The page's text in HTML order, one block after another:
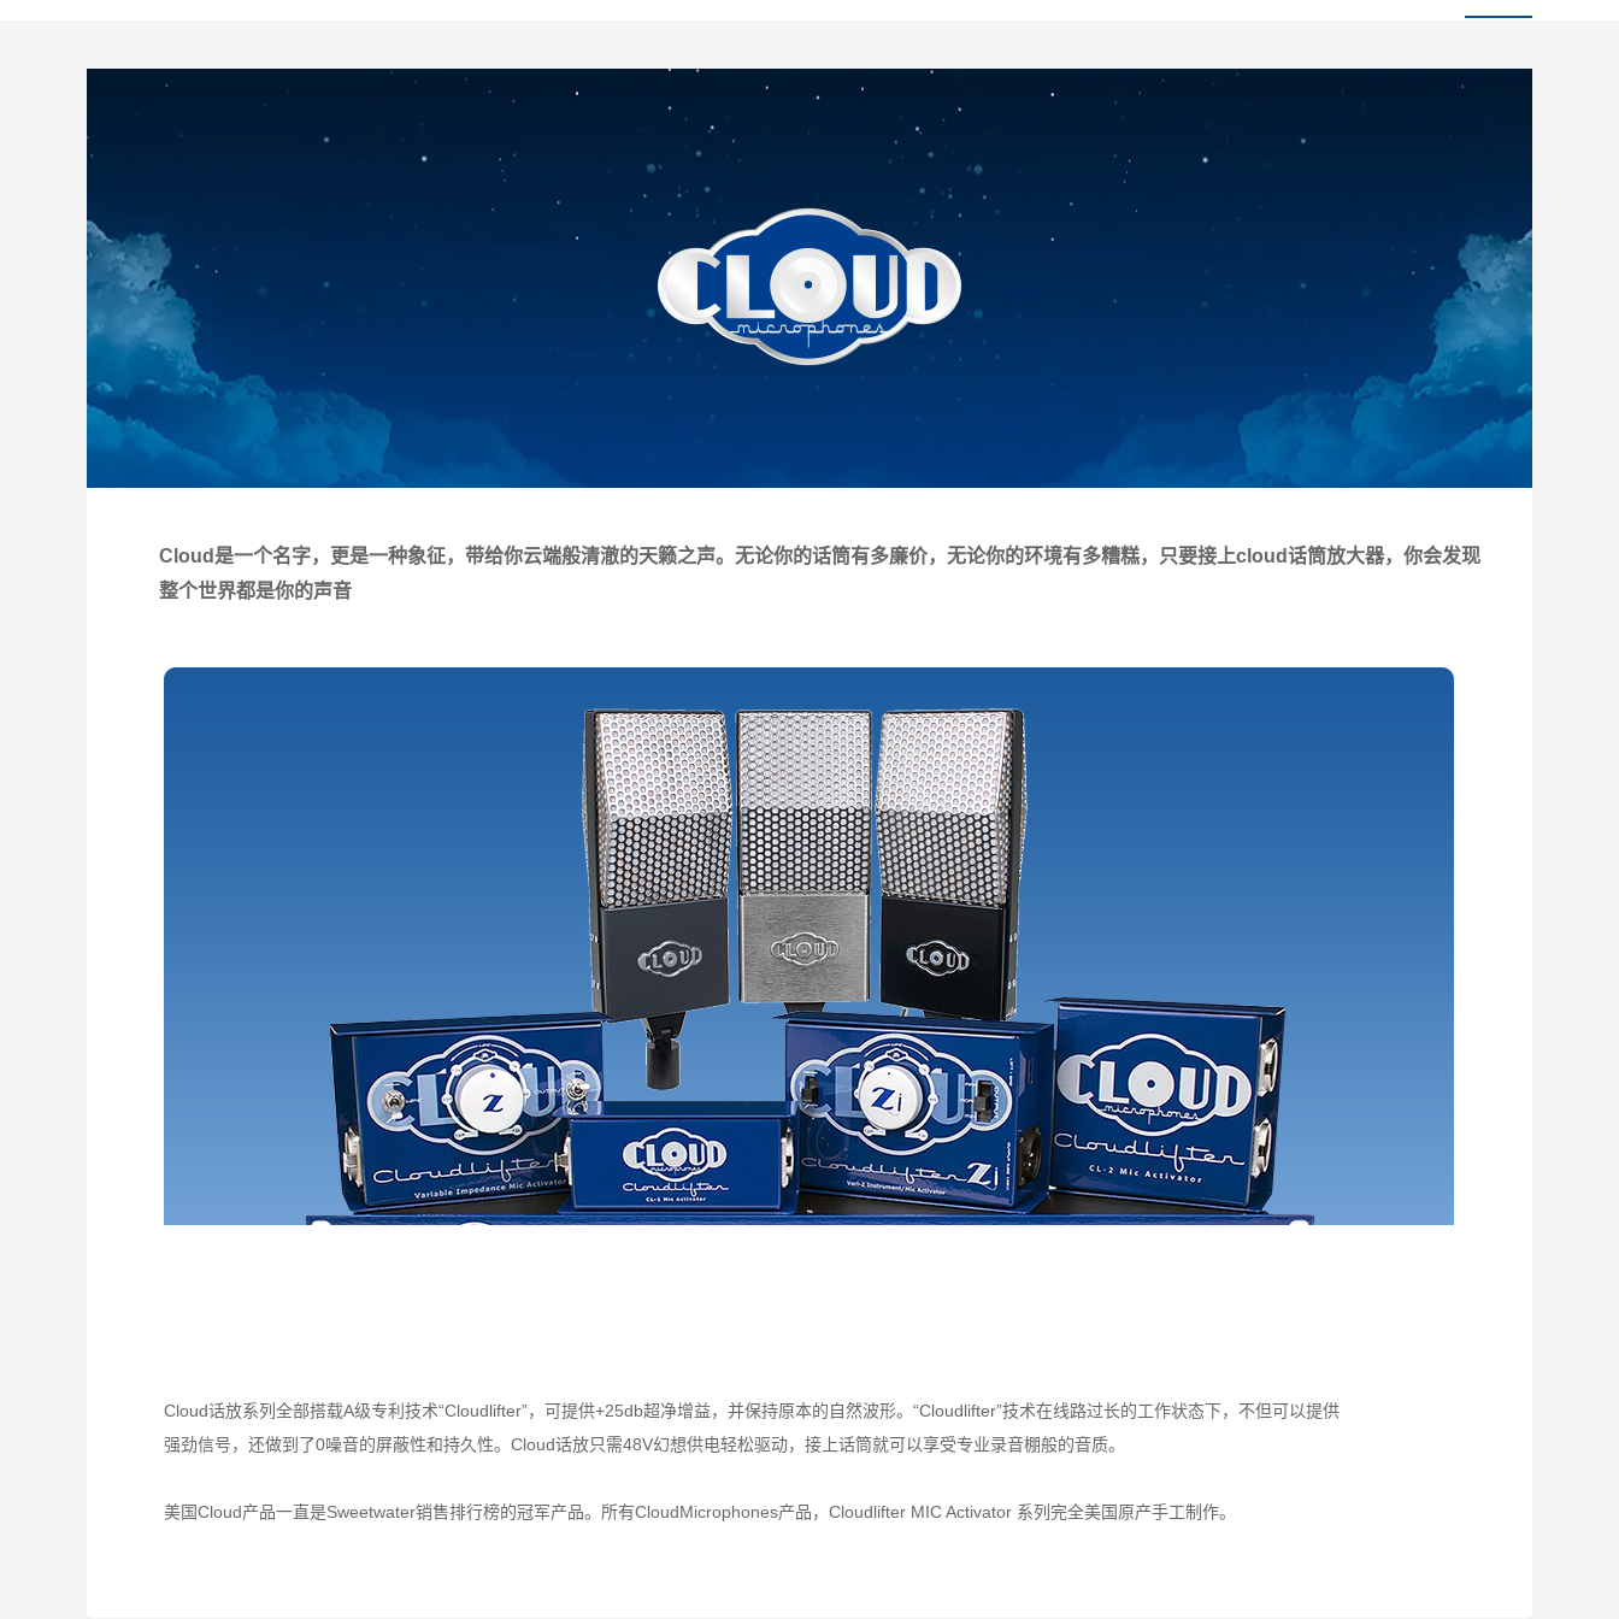
Cloud是一个名字，更是一种象征，带给你云端般清澈的天籁之声。无论你的话筒有多廉价，无论你的环境有多糟糕，只要接上cloud话筒放大器，你会发现
整个世界都是你的声音
Cloud话放系列全部搭载A级专利技术“Cloudlifter”，可提供+25db超净增益，并保持原本的自然波形。“Cloudlifter”技术在线路过长的工作状态下，不但可以提供
强劲信号，还做到了0噪音的屏蔽性和持久性。Cloud话放只需48V幻想供电轻松驱动，接上话筒就可以享受专业录音棚般的音质。
美国Cloud产品一直是Sweetwater销售排行榜的冠军产品。所有CloudMicrophones产品，Cloudlifter MIC Activator 系列完全美国原产手工制作。